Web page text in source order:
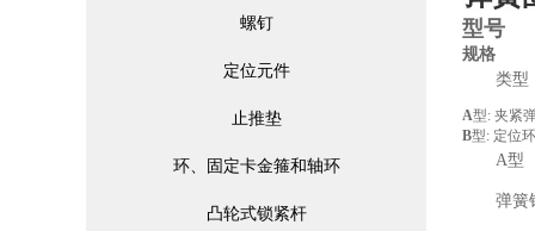
螺钉
定位元件
止推垫
环、固定卡金箍和轴环
凸轮式锁紧杆
型号
规格
类型
A型: 夹紧
B型: 定位环
A型
弹簧